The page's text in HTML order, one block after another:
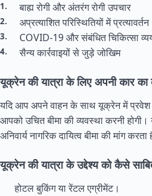
बाह्य रोगी और अंतरंग रोगी उपचार
अप्रत्याशित परिस्थितियों में प्रत्यावर्तन
COVID-19 और संबंधित चिकित्सा
सैन्य कार्रवाइयों से जुड़े जोखिम
यूक्रेन की यात्रा के लिए अपनी कार का
यदि आप अपने वाहन के साथ यूक्रेन में प्रवेश
आपको उचित बीमा की व्यवस्था करनी
अनिवार्य नागरिक दायित्व बीमा की मांग करता
यूक्रेन की यात्रा के उद्देश्य को कैसे
होटल बुकिंग या रेंटल एग्रीमेंट।